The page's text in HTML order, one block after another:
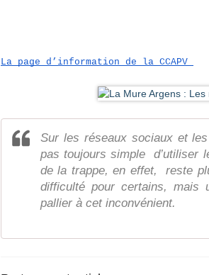
La page d’information de la CCAPV
Sur les réseaux sociaux et
pas toujours simple d’utiliser
de la trappe, en effet, reste
difficulté pour certains, mais
pallier à cet inconvénient.